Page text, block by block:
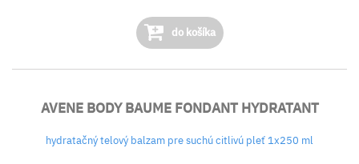
do košíka
AVENE BODY BAUME FONDANT HYDRATANT
hydratačný telový balzam pre suchú citlivú pleť 1x250 ml